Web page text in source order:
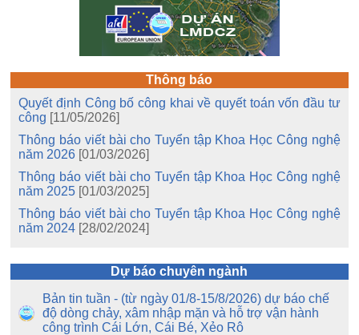
Thông báo
Quyết định Công bố công khai về quyết toán vốn đầu tư
công [11/05/2026]
Thông báo viết bài cho Tuyển tập Khoa Học Công nghệ
năm 2026 [01/03/2026]
Thông báo viết bài cho Tuyển tập Khoa Học Công nghệ
năm 2025 [01/03/2025]
Thông báo viết bài cho Tuyển tập Khoa Học Công nghệ
năm 2024 [28/02/2024]
Dự báo chuyên ngành
Bản tin tuần - (từ ngày 01/8-15/8/2026) dự báo chế
độ dòng chảy, xâm nhập mặn và hỗ trợ vận hành
công trình Cái Lớn, Cái Bé, Xẻo Rô